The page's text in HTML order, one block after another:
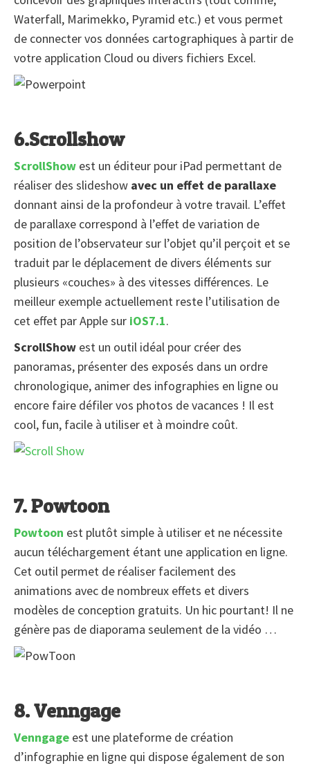
Waterfall, Marimekko, Pyramid etc.) et vous permet
de connecter vos données cartographiques à partir de
votre application Cloud ou divers fichiers Excel.
6.Scrollshow
ScrollShow est un éditeur pour iPad permettant de
réaliser des slideshow avec un effet de parallaxe
donnant ainsi de la profondeur à votre travail. L’effet
de parallaxe correspond à l’effet de variation de
position de l’observateur sur l’objet qu’il perçoit et se
traduit par le déplacement de divers éléments sur
plusieurs «couches» à des vitesses différences. Le
meilleur exemple actuellement reste l’utilisation de
cet effet par Apple sur iOS7.1.
ScrollShow est un outil idéal pour créer des
panoramas, présenter des exposés dans un ordre
chronologique, animer des infographies en ligne ou
encore faire défiler vos photos de vacances ! Il est
cool, fun, facile à utiliser et à moindre coût.
7. Powtoon
Powtoon est plutôt simple à utiliser et ne nécessite
aucun téléchargement étant une application en ligne.
Cet outil permet de réaliser facilement des
animations avec de nombreux effets et divers
modèles de conception gratuits. Un hic pourtant! Il ne
génère pas de diaporama seulement de la vidéo …
8. Venngage
Venngage est une plateforme de création
d’infographie en ligne qui dispose également de son